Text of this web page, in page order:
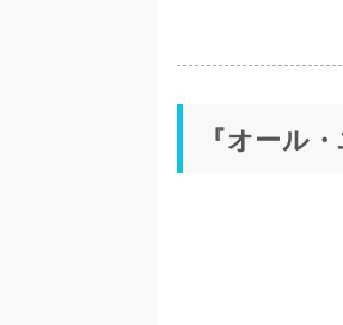
『オール